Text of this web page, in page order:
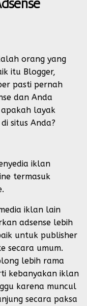
orang yang
itu Blogger,
pasti pernah
dan Anda
layak
situs Anda?
iklan
termasuk
iklan lain
adsense lebih
untuk publisher
secara umum.
lebih rama
kebanyakan iklan
karena muncul
secara paksa